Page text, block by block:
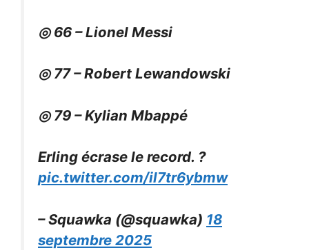
◎ 66 – Lionel Messi
◎ 77 – Robert Lewandowski
◎ 79 – Kylian Mbappé
Erling écrase le record. ?
pic.twitter.com/il7tr6ybmw
– Squawka (@squawka) 18
septembre 2025